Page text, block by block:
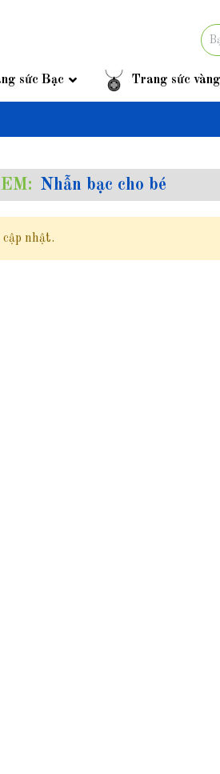
sức Bạc Trang sức vàng
Nhẫn bạc cho bé
cập nhật.